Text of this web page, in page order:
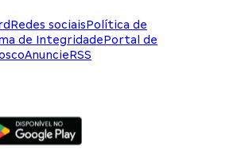
Redes sociaisPolítica de
de IntegridadePortal de
AnuncieRSS